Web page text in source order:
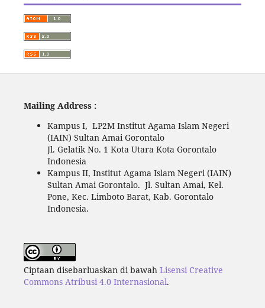
Mailing Address :
Kampus I, LP2M Institut Agama Islam Negeri
(IAIN) Sultan Amai Gorontalo
Jl. Gelatik No. 1 Kota Utara Kota Gorontalo
Indonesia
Kampus II, Institut Agama Islam Negeri (IAIN)
Sultan Amai Gorontalo. Jl. Sultan Amai, Kel.
Pone, Kec. Limboto Barat, Kab. Gorontalo
Indonesia.
Ciptaan disebarluaskan di bawah Lisensi Creative
Commons Atribusi 4.0 Internasional.